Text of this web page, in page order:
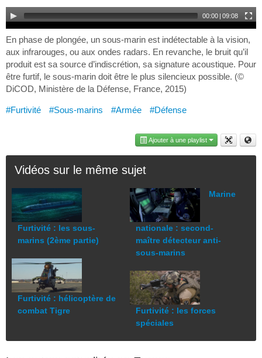
00:00 | 09:08
En phase de plongée, un sous-marin est indétectable à la vision,
aux infrarouges, ou aux ondes radars. En revanche, le bruit qu’il
produit est sa source d’indiscrétion, sa signature acoustique. Pour
être furtif, le sous-marin doit être le plus silencieux possible. (©
DiCOD, Ministère de la Défense, France, 2015)
#Furtivité #Sous-marins #Armée #Défense
Ajouter à une playlist
Vidéos sur le même sujet
Furtivité : les sous-
marins (2ème partie)
Furtivité : hélicoptère de
combat Tigre
Marine
nationale : second-
maître détecteur anti-
sous-marins
Furtivité : les forces
spéciales